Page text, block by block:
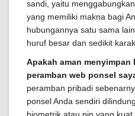
sandi, yaitu
yang memiliki makna bagi
hubungannya satu sama
huruf besar dan sedikit
Apakah aman menyimpan
peramban web ponsel
peramban pribadi
ponsel Anda sendiri
biometrik atau pin yang